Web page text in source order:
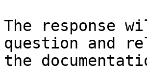
The response
question and
the